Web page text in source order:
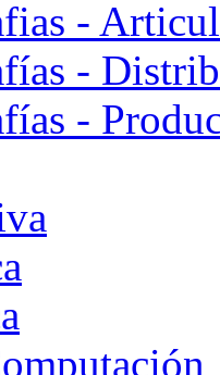
-
-
-